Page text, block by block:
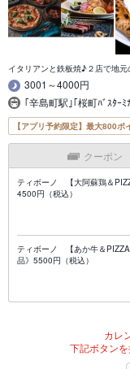
イタリアンと鉄板焼♪２店で地元
3001～4000円
｢辛島町駅｣｢桜町ﾊﾞｽﾀｰ
【アプリ予約限定】最大800ポ
クーポン
ティボーノ 【大阿蘇鶏＆
4500円（税込）
ティボーノ 【あか牛＆PIZZA
品》5500円（税込）
カレ
下記ボタンを